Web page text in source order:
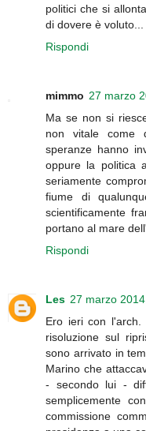
politici che si
di dovere è voluto...
Rispondi
mimmo 27 marzo
Ma se non si
non vitale come
speranze hanno
oppure la politica
seriamente
fiume di
scientificamente
portano al mare
Rispondi
Les 27 marzo
Ero ieri con l'arch.
risoluzione sul
sono arrivato in
Marino che
- secondo lui -
semplicemente
commissione